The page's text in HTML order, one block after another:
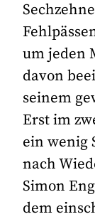
um jeden
davon
seinem
Erst im
ein wenig
nach
Simon
dem